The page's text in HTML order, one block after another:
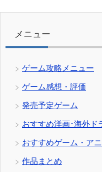
リ
メニュー
ゲーム攻略メニュー
ゲーム感想・評価
発売予定ゲーム
おすすめ洋画･海外ド
おすすめゲーム・ア
作品まとめ